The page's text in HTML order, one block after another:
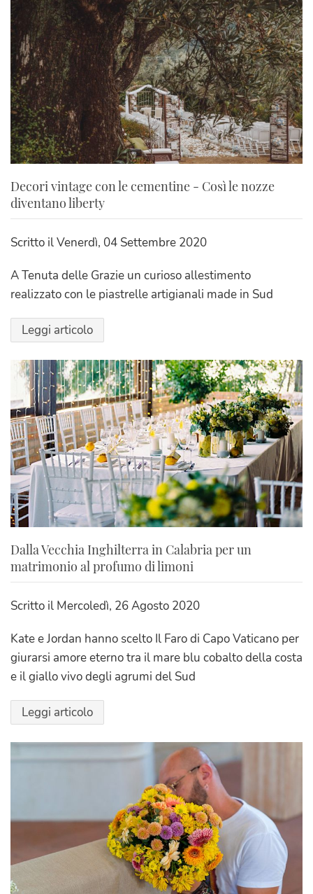
Decori vintage con le cementine - Così le nozze
diventano liberty
Scritto ilVenerdì, 04 Settembre 2020
A Tenuta delle Grazie un curioso allestimento
realizzato con le piastrelle artigianali made in Sud
Leggi articolo
Dalla Vecchia Inghilterra in Calabria per un
matrimonio al profumo di limoni
Scritto il Mercoledì, 26 Agosto 2020
Kate e Jordan hanno scelto Il Faro di Capo Vaticano per
giurarsi amore eterno tra il mare blu cobalto della costa
e il giallo vivo degli agrumi del Sud
Leggi articolo